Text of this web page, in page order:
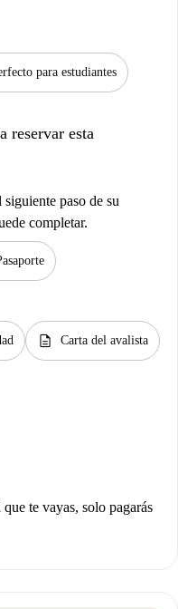
para estudiantes
reservar esta
paso de su
completar.
description Carta del avalista
te vayas, solo pagarás